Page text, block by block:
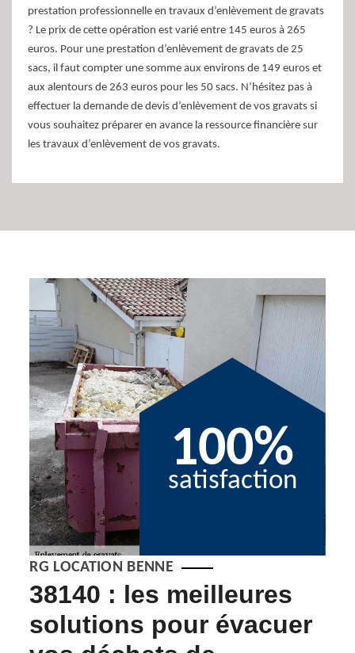
prestation professionnelle en travaux d’enlèvement de gravats
? Le prix de cette opération est varié entre 145 euros à 265
euros. Pour une prestation d’enlèvement de gravats de 25
sacs, il faut compter une somme aux environs de 149 euros et
aux alentours de 263 euros pour les 50 sacs. N’hésitez pas à
effectuer la demande de devis d’enlèvement de vos gravats si
vous souhaitez préparer en avance la ressource financière sur
les travaux d’enlèvement de vos gravats.
100%
satisfaction
RG LOCATION BENNE
38140 : les meilleures
solutions pour évacuer